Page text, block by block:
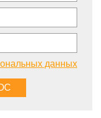
данных